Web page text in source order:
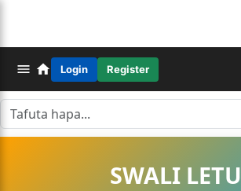
Login Register
SWALI LETU